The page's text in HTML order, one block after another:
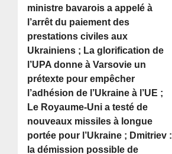
ministre bavarois a appelé à
l’arrêt du paiement des
prestations civiles aux
Ukrainiens ; La glorification de
l’UPA donne à Varsovie un
prétexte pour empêcher
l’adhésion de l’Ukraine à l’UE ;
Le Royaume-Uni a testé de
nouveaux missiles à longue
portée pour l’Ukraine ; Dmitriev :
la démission possible de